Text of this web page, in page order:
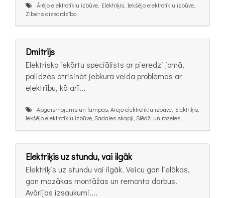
Ārējo elektrotīklu izbūve, Elektriķis, Iekšējo elektrotīklu izbūve,
Zibens aizsardzība
Dmitrijs
Elektrisko iekārtu speciālists ar pieredzi jomā,
palīdzēs atrisināt jebkura veida problēmas ar
elektrību, kā arī...
Apgaismojums un lampas, Ārējo elektrotīklu izbūve, Elektriķis,
Iekšējo elektrotīklu izbūve, Sadales skapji, Slēdži un rozetes
Elektriķis uz stundu, vai ilgāk
Elektriķis uz stundu vai ilgāk. Veicu gan lielākas,
gan mazākas montāžas un remonta darbus.
Avārijas izsaukumi....